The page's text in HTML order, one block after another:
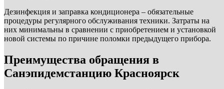
Дезинфекция и заправка кондиционера – обязательные
процедуры регулярного обслуживания техники. Затраты на
них минимальны в сравнении с приобретением и установкой
новой системы по причине поломки предыдущего прибора.
Преимущества обращения в
Санэпидемстанцию Красноярск